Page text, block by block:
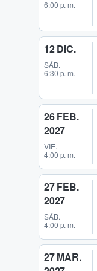
6:00 p. m.
12 DIC.
SÁB.
6:30 p. m.
26 FEB.
2027
VIE.
4:00 p. m.
27 FEB.
2027
SÁB.
4:00 p. m.
27 MAR.